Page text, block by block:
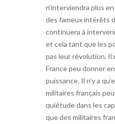
n’interviendra plus
des fameux intérêts
continuera à
et cela tant que les
pas leur révolution. Il
France peu donner
puissance. Il n’y a
militaires français
quiétude dans les
que des militaires